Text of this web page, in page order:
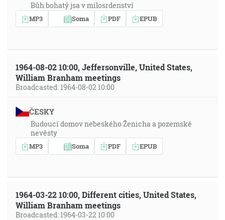
Bůh bohatý jsa v milosrdenství
MP3 Soma PDF EPUB
1964-08-02 10:00, Jeffersonville, United States,
William Branham meetings
Broadcasted: 1964-08-02 10:00
ČESKY
Budoucí domov nebeského Ženicha a pozemské
nevěsty
MP3 Soma PDF EPUB
1964-03-22 10:00, Different cities, United States,
William Branham meetings
Broadcasted: 1964-03-22 10:00